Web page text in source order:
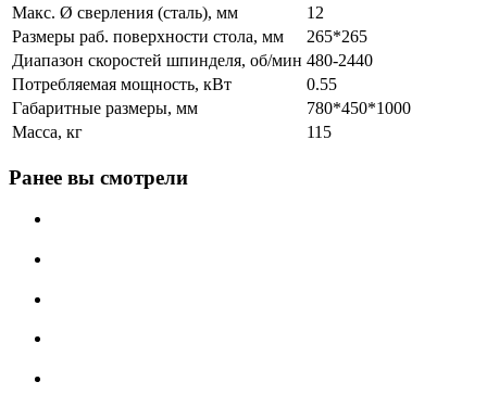
Макс. Ø сверления (сталь), мм
12
Размеры раб. поверхности стола, мм
265*265
Диапазон скоростей шпинделя, об/мин 480-2440
Потребляемая мощность, кВт
0.55
Габаритные размеры, мм
780*450*1000
Масса, кг
115
Ранее вы смотрели